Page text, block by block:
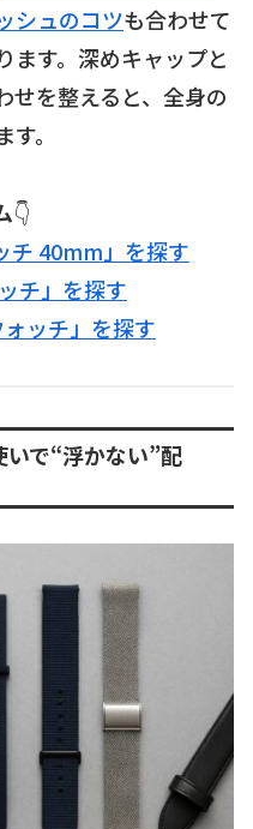
シュのコツも合わせて
ます。深めキャップと
せを整えると、全身の
。
👇
チ 40mm」を探す
チ」を探す
ッチ」を探す
で“浮かない”配